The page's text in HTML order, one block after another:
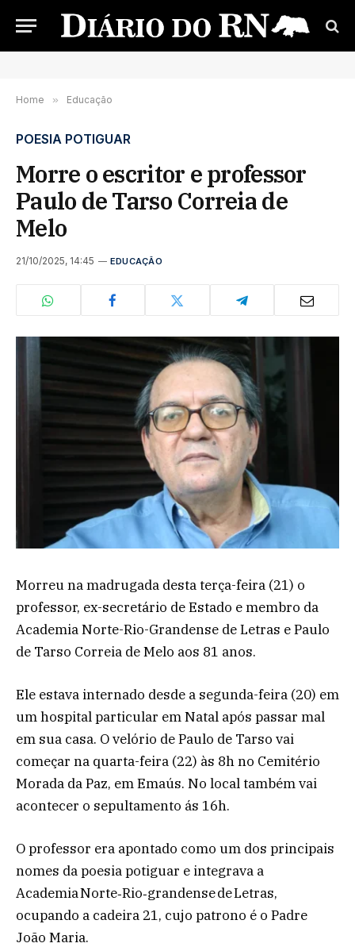
Home » Educação
POESIA POTIGUAR
Morre o escritor e professor
Paulo de Tarso Correia de
Melo
21/10/2025, 14:45 EDUCAÇÃO
Morreu na madrugada desta terça-feira (21) o
professor, ex-secretário de Estado e membro da
Academia Norte-Rio-Grandense de Letras e Paulo
de Tarso Correia de Melo aos 81 anos.
Ele estava internado desde a segunda-feira (20) em
um hospital particular em Natal após passar mal
em sua casa. O velório de Paulo de Tarso vai
começar na quarta-feira (22) às 8h no Cemitério
Morada da Paz, em Emaús. No local também vai
acontecer o sepultamento ás 16h.
O professor era apontado como um dos principais
nomes da poesia potiguar e integrava a
Academia Norte‑Rio‑grandense de Letras,
ocupando a cadeira 21, cujo patrono é o Padre
João Maria.